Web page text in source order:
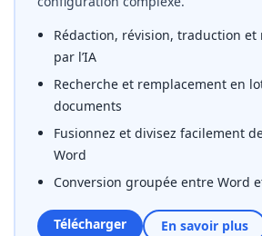
Rédaction, révision, traduction et
par l’IA
Recherche et remplacement en
documents
Fusionnez et divisez facilement
Word
Conversion groupée entre Word
Télécharger En savoir plus